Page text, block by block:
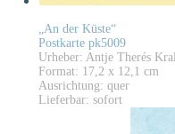
„An der Küste“
Postkarte pk5009
Urheber: Antje Therés Kral
Format: 17,2 x 12,1 cm
Ausrichtung: quer
Lieferbar: sofort